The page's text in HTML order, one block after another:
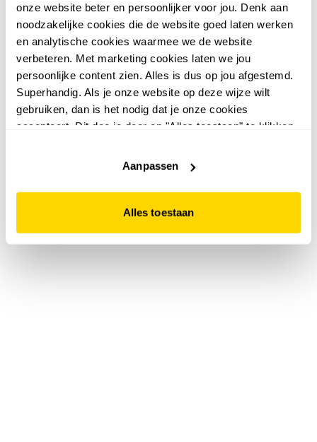
onze website beter en persoonlijker voor jou. Denk aan
noodzakelijke cookies die de website goed laten werken
en analytische cookies waarmee we de website
verbeteren. Met marketing cookies laten we jou
persoonlijke content zien. Alles is dus op jou afgestemd.
Superhandig. Als je onze website op deze wijze wilt
gebruiken, dan is het nodig dat je onze cookies
accepteert. Dit doe je door op "Alles toestaan" te klikken.
website niet optimaal functioneert.
Aanpassen
Alles toestaan